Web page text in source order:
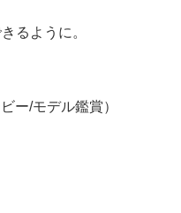
るように。
ー/モデル鑑賞）